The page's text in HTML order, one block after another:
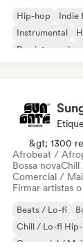
Hip-hop Indie
Instrumental
Rap
&gt; 1300
Afrobeat /
Bossa nova
Comercial /
Firmar artistas
Beats / Lo-fi
Chill / Lo-fi
Comercial /